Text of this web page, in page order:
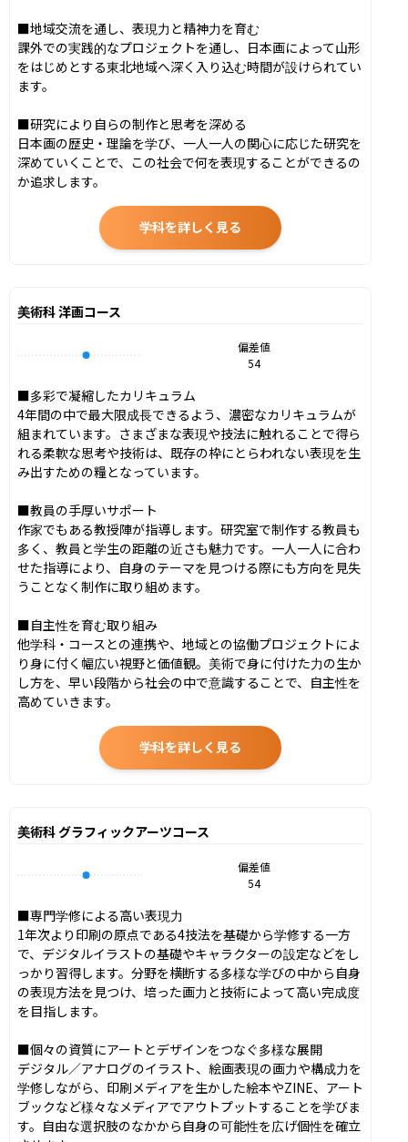
■地域交流を通し、表現力と精神力を育む
課外での実践的なプロジェクトを通し、日本画によって山形
をはじめとする東北地域へ深く入り込む時間が設けられてい
ます。
■研究により自らの制作と思考を深める
日本画の歴史・理論を学び、一人一人の関心に応じた研究を
深めていくことで、この社会で何を表現することができるの
か追求します。
学科を詳しく見る
美術科 洋画コース
偏差値
54
■多彩で凝縮したカリキュラム
4年間の中で最大限成長できるよう、濃密なカリキュラムが
組まれています。さまざまな表現や技法に触れることで得ら
れる柔軟な思考や技術は、既存の枠にとらわれない表現を生
み出すための糧となっています。
■教員の手厚いサポート
作家でもある教授陣が指導します。研究室で制作する教員も
多く、教員と学生の距離の近さも魅力です。一人一人に合わ
せた指導により、自身のテーマを見つける際にも方向を見失
うことなく制作に取り組めます。
■自主性を育む取り組み
他学科・コースとの連携や、地域との協働プロジェクトによ
り身に付く幅広い視野と価値観。美術で身に付けた力の生か
し方を、早い段階から社会の中で意識することで、自主性を
高めていきます。
学科を詳しく見る
美術科 グラフィックアーツコース
偏差値
54
■専門学修による高い表現力
1年次より印刷の原点である4技法を基礎から学修する一方
で、デジタルイラストの基礎やキャラクターの設定などをし
っかり習得します。分野を横断する多様な学びの中から自身
の表現方法を見つけ、培った画力と技術によって高い完成度
を目指します。
■個々の資質にアートとデザインをつなぐ多様な展開
デジタル／アナログのイラスト、絵画表現の画力や構成力を
学修しながら、印刷メディアを生かした絵本やZINE、アート
ブックなど様々なメディアでアウトプットすることを学びま
す。自由な選択肢のなかから自身の可能性を広げ個性を確立